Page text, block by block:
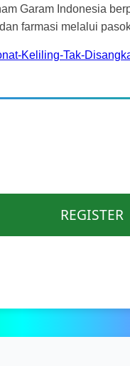
Garam Indonesia
farmasi melalui
Keliling-Tak-
REGISTER